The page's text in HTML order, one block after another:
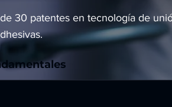
30 patentes en tecnología de